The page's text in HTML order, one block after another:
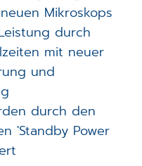
Mikroskops
durch
mit neuer
und
durch den
'Standby Power